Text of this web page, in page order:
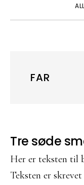
FAR
Tre søde
Her er teksten til
Teksten er